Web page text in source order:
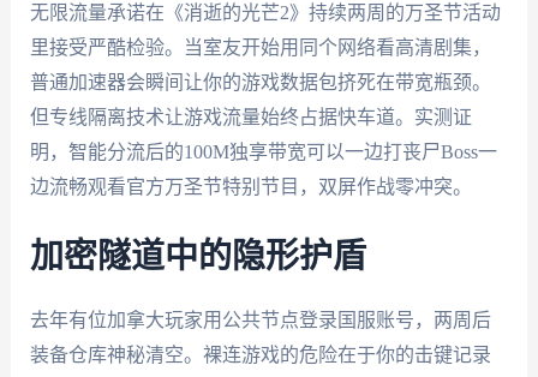
无限流量承诺在《消逝的光芒2》持续两周的万圣节活动
里接受严酷检验。当室友开始用同个网络看高清剧集，
普通加速器会瞬间让你的游戏数据包挤死在带宽瓶颈。
但专线隔离技术让游戏流量始终占据快车道。实测证
明，智能分流后的100M独享带宽可以一边打丧尸Boss一
边流畅观看官方万圣节特别节目，双屏作战零冲突。
加密隧道中的隐形护盾
去年有位加拿大玩家用公共节点登录国服账号，两周后
装备仓库神秘清空。裸连游戏的危险在于你的击键记录